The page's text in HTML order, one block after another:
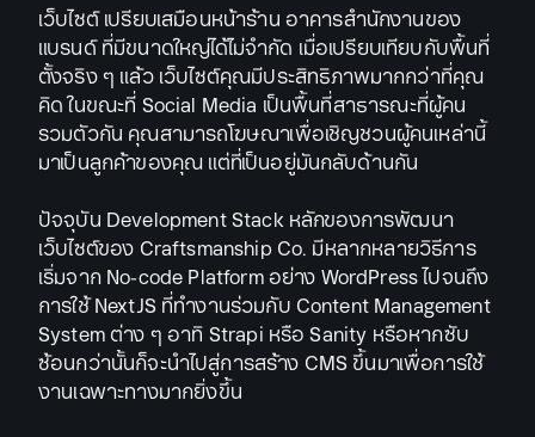
เว็บไซต์ เปรียบเสมือนหน้าร้าน อาคารสำนักงานของ
แบรนด์ ที่มีขนาดใหญ่ได้ไม่จำกัด เมื่อเปรียบเทียบกับพื้นที่
ตั้งจริง ๆ แล้ว เว็บไซต์คุณมีประสิทธิภาพมากกว่าที่คุณ
คิด ในขณะที่ Social Media เป็นพื้นที่สาธารณะที่ผู้คน
รวมตัวกัน คุณสามารถโฆษณาเพื่อเชิญชวนผู้คนเหล่านี้
มาเป็นลูกค้าของคุณ แต่ที่เป็นอยู่มันกลับด้านกัน
ปัจจุบัน Development Stack หลักของการพัฒนา
เว็บไซต์ของ Craftsmanship Co. มีหลากหลายวิธีการ
เริ่มจาก No-code Platform อย่าง WordPress ไปจนถึง
การใช้ NextJS ที่ทำงานร่วมกับ Content Management
System ต่าง ๆ อาทิ Strapi หรือ Sanity หรือหากซับ
ซ้อนกว่านั้นก็จะนำไปสู่การสร้าง CMS ขึ้นมาเพื่อการใช้
งานเฉพาะทางมากยิ่งขึ้น